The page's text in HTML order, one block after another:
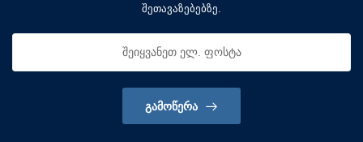
შეთავაზებებზე.
ᲒᲐᲛᲝᲬᲔᲠᲐ